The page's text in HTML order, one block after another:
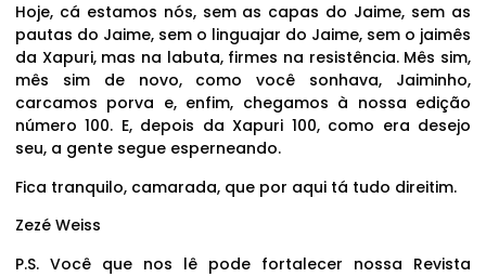
Hoje, cá estamos nós, sem as capas do Jaime, sem as
pautas do Jaime, sem o linguajar do Jaime, sem o jaimês
da Xapuri, mas na labuta, firmes na resistência. Mês sim,
mês sim de novo, como você sonhava, Jaiminho,
carcamos porva e, enfim, chegamos à nossa edição
número 100. E, depois da Xapuri 100, como era desejo
seu, a gente segue esperneando.
Fica tranquilo, camarada, que por aqui tá tudo direitim.
Zezé Weiss
P.S. Você que nos lê pode fortalecer nossa Revista